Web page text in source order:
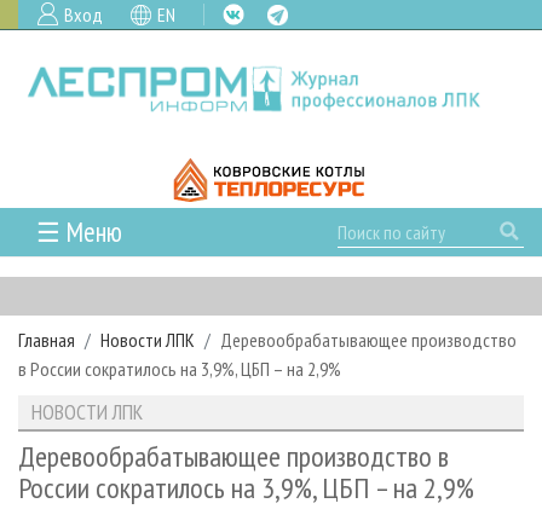
Вход EN
☰ Меню
ГЛАВНАЯ
РУБРИКИ И ТЕМЫ
РУБРИКИ ЖУРНАЛА
ЛЕСОЗАГОТОВКА
ЛЕСОПИЛЕНИЕ
НОВОСТИ
НОВОСТИ ЛПК
НОВОСТИ ЖУРНАЛА
ПРОЕКТЫ ЛПИ
АНАЛИТИКА
ПРЕДПРИЯТИЯ ЛПК
АРХИВ ЖУРНАЛОВ
О ЖУРНАЛЕ
Главная Новости ЛПК
Деревообрабатывающее производство
в России сократилось на 3,9%, ЦБП – на 2,9%
НОВОСТИ ЛПК
Деревообрабатывающее производство в
России сократилось на 3,9%, ЦБП – на 2,9%